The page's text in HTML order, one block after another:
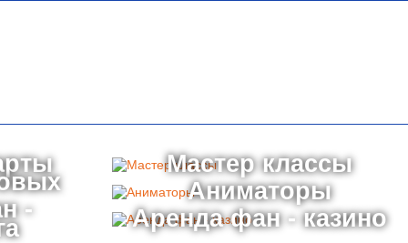
Мастер классы
Аниматоры
- Аренда фан - казино